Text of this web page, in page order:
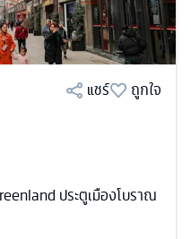
แชร์
ถูกใจ
ประตูเมืองโบราณ